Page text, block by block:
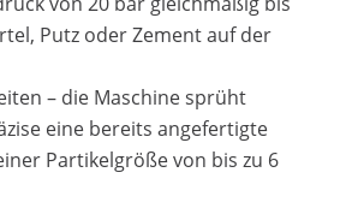
Putz oder Zement auf der
– die Maschine sprüht
eine bereits angefertigte
Partikelgröße von bis zu 6